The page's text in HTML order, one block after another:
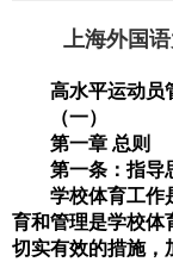
上海外国
高水平运动员
（一）
第一章 总则
第一条：指导
学校体育工作
育和管理是学校体
切实有效的措施，